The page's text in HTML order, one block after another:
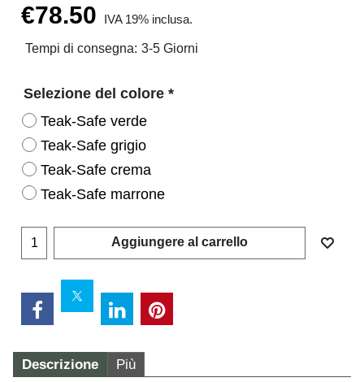
€78.50 IVA 19% inclusa.
Tempi di consegna: 3-5 Giorni
Selezione del colore *
Teak-Safe verde
Teak-Safe grigio
Teak-Safe crema
Teak-Safe marrone
Aggiungere al carrello
Descrizione Più